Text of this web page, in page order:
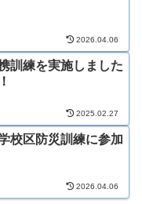
2026.04.06
訓練を実施しました
2025.02.27
校区防災訓練に参加
2026.04.06